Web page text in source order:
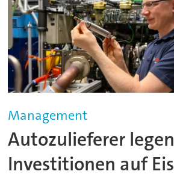
Management
Autozulieferer legen
Investitionen auf Eis